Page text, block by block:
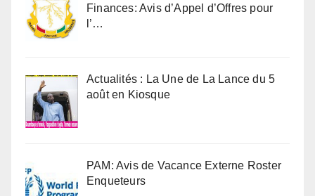
Finances: Avis d’Appel d’Offres pour
l’…
Actualités : La Une de La Lance du 5
août en Kiosque
PAM: Avis de Vacance Externe Roster
Enqueteurs